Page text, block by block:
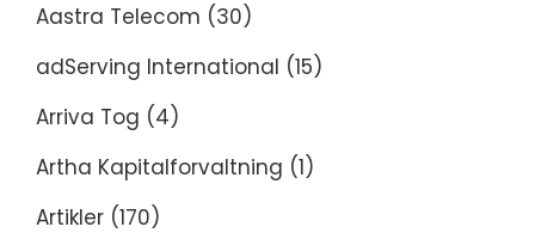
Aastra Telecom (30)
adServing International (15)
Arriva Tog (4)
Artha Kapitalforvaltning (1)
Artikler (170)